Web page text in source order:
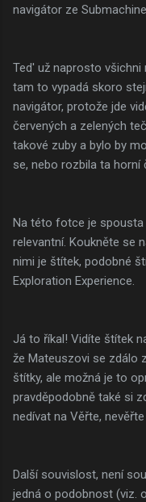
navigátor ze Submachine
Ted' už naprosto
tam to vypadá skoro
navigátor, protože jde
červených a zelených
takové zuby a bylo by
se, nebo rozbila ta horní
Na této fotce je
relevantní. Koukněte se
nimi je štítek, podobné
Exploration Experience.
Já to říkal! Vidíte štítek
že Mateuszovi se zdálo
štítky, ale možná je to
pravděpodobně také si
nedívat na Věřte, nevěřte
Další souvislost, není
jedná o podobnost (viz.